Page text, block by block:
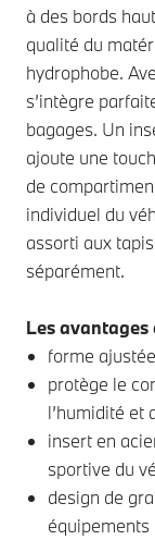
à des bords
qualité du
hydrophobe.
s’intègre
bagages. Un
ajoute une
de
individuel du
assorti aux
séparément.
Les avantages
forme ajustée
protège le
l’humidité et
insert en
sportive du
design de